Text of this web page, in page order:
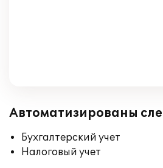
Автоматизированы
Бухгалтерский учет
Налоговый учет